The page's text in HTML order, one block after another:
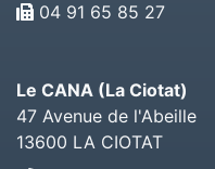
04 91 65 85 27
Le CANA (La Ciotat)
47 Avenue de l'Abeille
13600 LA CIOTAT